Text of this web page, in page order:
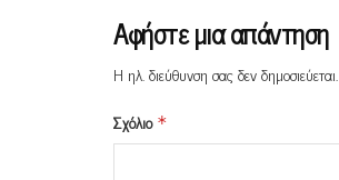
Αφήστε μια απάντηση
Η ηλ. διεύθυνση σας δεν δημοσιεύεται.
Σχόλιο *